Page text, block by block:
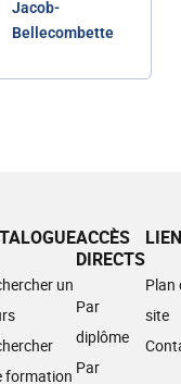
Jacob-
Bellecombette
un
formation
ACCÈS
DIRECTS
Par
diplôme
Par
Plan
site